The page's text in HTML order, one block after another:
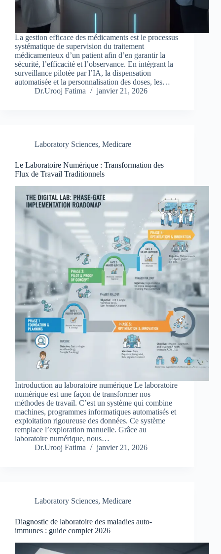
La gestion efficace des médicaments est le processus
systématique de supervision du traitement
médicamenteux d’un patient afin d’en garantir la
sécurité, l’efficacité et l’observance. En intégrant la
surveillance pilotée par l’IA, la dispensation
automatisée et la personnalisation des doses, les…
Dr.Urooj Fatima
janvier 21, 2026
Laboratory Sciences, Medicare
Le Laboratoire Numérique : Transformation des
Flux de Travail Traditionnels
Introduction au laboratoire numérique Le laboratoire
numérique est une façon de transformer nos
méthodes de travail. C’est un système qui combine
machines, programmes informatiques automatisés et
exploitation rigoureuse des données. Ce système
remplace l’exploration manuelle. Grâce au
laboratoire numérique, nous…
Dr.Urooj Fatima
janvier 21, 2026
Laboratory Sciences, Medicare
Diagnostic de laboratoire des maladies auto-
immunes : guide complet 2026